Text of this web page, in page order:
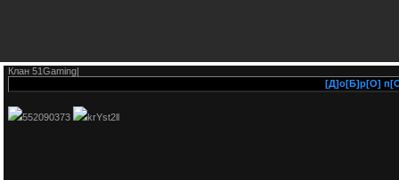
Клан 51Gaming|
[Д]о[Б]р[О]
552090373 krYst2ll